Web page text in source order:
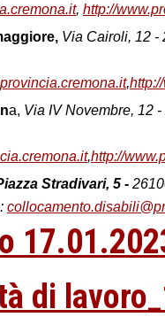
, http://
Via Cairoli, 12 -
,
a, Via IV Novembre, 12
,http://
Stradivari, 5 -
di